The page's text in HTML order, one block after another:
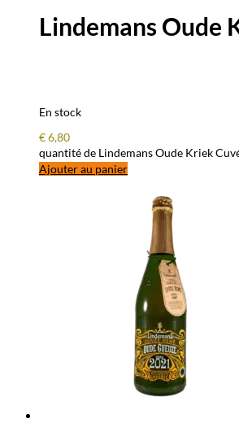
Lindemans Oude
En stock
€6,80
quantité de Lindemans Oude Kriek
Ajouter au panier